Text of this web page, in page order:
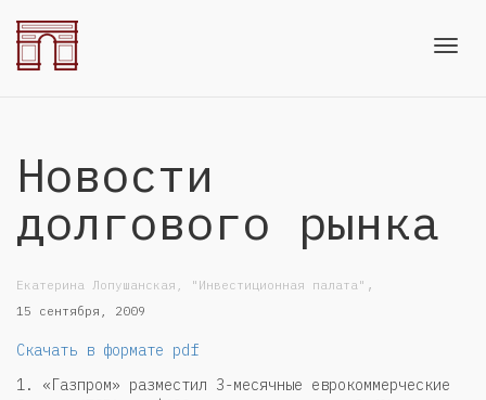
Новости
долгового рынка
Екатерина Лопушанская, "Инвестиционная палата" ,
15 сентября, 2009
Скачать в формате pdf
1. «Газпром» разместил 3-месячные еврокоммерческие